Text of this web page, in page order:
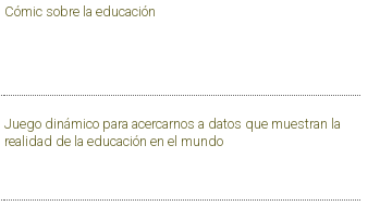
Cómic sobre la educación
Juego dinámico para acercarnos a datos que muestran la
realidad de la educación en el mundo